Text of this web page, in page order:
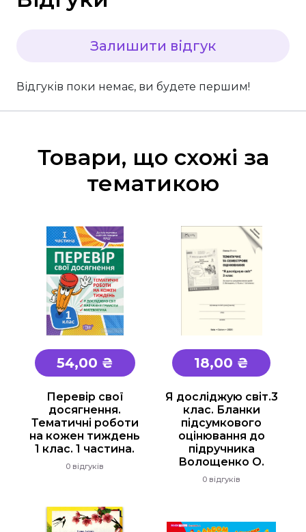
Залишити відгук
Відгуків поки немає, ви будете першим!
Товари, що схожі за
тематикою
54,00 ₴
Перевір свої
досягнення.
Тематичні роботи
на кожен тиждень
1 клас. 1 частина.
0 відгуків
18,00 ₴
Я досліджую світ.3
клас. Бланки
підсумкового
оцінювання до
підручника
Волощенко О.
0 відгуків